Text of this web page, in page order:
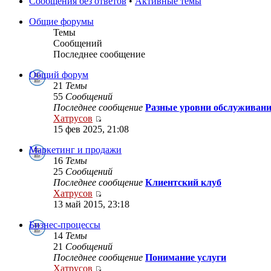
Общие форумы
Темы
Сообщений
Последнее сообщение
Общий форум
21 Темы
55 Сообщений
Последнее сообщение Разные уровни
Хатрусов
15 фев 2025, 21:08
Маркетинг и продажи
16 Темы
25 Сообщений
Последнее сообщение Клиентский клуб
Хатрусов
13 май 2015, 23:18
Бизнес-процессы
14 Темы
21 Сообщений
Последнее сообщение Понимание услуги
Хатрусов